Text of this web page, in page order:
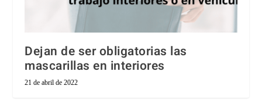
Dejan de ser obligatorias las
mascarillas en interiores
21 de abril de 2022